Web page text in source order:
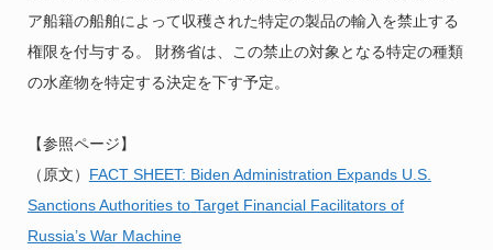
ア船籍の船舶によって収穫された特定の製品の輸入を禁止する
権限を付与する。 財務省は、この禁止の対象となる特定の種類
の水産物を特定する決定を下す予定。
【参照ページ】
（原文） FACT SHEET: Biden Administration Expands U.S.
Sanctions Authorities to Target Financial Facilitators of
Russia’s War Machine